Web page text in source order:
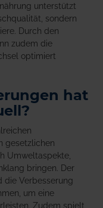
unterstützt
sondern
Durch den
zudem die
optimiert
hat
gesetzlichen
Umweltaspekte,
bringen. Der
die Verbesserung
um eine
Zudem spielt